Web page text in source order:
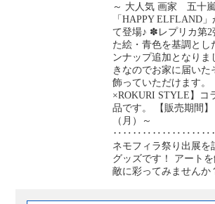
～ 大人気 画家 五十
「HAPPY ELFLAND
て登場♪ ✽レプリカ第
た絵・青色を基調とし
ンナップ追加となりま
きなのでお家に届いた
飾っていただけます。
×ROKURI STYLE】コ
品です。 【販売期間】
（月）～
ネモフィラ祭り出展を
グッズです！ アート
敵に彩ってみませんか